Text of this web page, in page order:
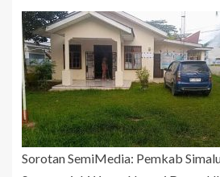
Sorotan SemiMedia: Pemkab